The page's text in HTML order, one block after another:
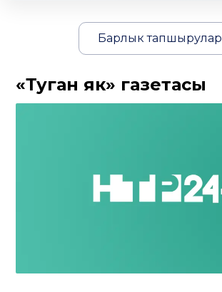
Барлык тапшырулар
«Туган як» газетасы